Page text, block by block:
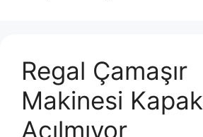
Regal Çamaşır
Makinesi Kapak
Açılmıyor